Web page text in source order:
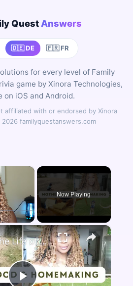
Quest Answers
🇩🇪 DE 🇫🇷 FR
for every level of Family
game by Xinora Technologies,
on iOS and Android.
affiliated with or endorsed by Xinora
familyquestanswers.com
×
Fullscreen
Now Playing
×
Day In The Life of a Stay at Home Mom: A Peaceful and Productive Day